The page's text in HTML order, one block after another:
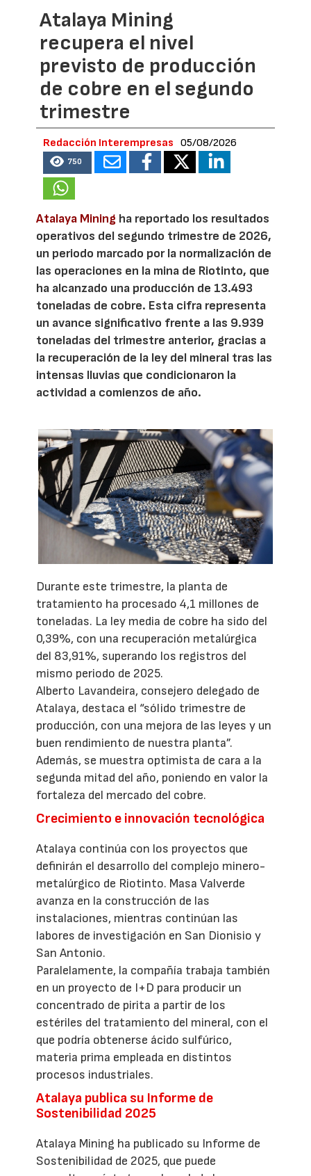
Atalaya Mining
recupera el nivel
previsto de producción
de cobre en el segundo
trimestre
Redacción Interempresas 05/08/2026
750
Atalaya Mining ha reportado los resultados
operativos del segundo trimestre de 2026,
un periodo marcado por la normalización de
las operaciones en la mina de Riotinto, que
ha alcanzado una producción de 13.493
toneladas de cobre. Esta cifra representa
un avance significativo frente a las 9.939
toneladas del trimestre anterior, gracias a
la recuperación de la ley del mineral tras las
intensas lluvias que condicionaron la
actividad a comienzos de año.
Durante este trimestre, la planta de
tratamiento ha procesado 4,1 millones de
toneladas. La ley media de cobre ha sido del
0,39%, con una recuperación metalúrgica
del 83,91%, superando los registros del
mismo periodo de 2025.
Alberto Lavandeira, consejero delegado de
Atalaya, destaca el “sólido trimestre de
producción, con una mejora de las leyes y un
buen rendimiento de nuestra planta”.
Además, se muestra optimista de cara a la
segunda mitad del año, poniendo en valor la
fortaleza del mercado del cobre.
Crecimiento e innovación tecnológica
Atalaya continúa con los proyectos que
definirán el desarrollo del complejo minero-
metalúrgico de Riotinto. Masa Valverde
avanza en la construcción de las
instalaciones, mientras continúan las
labores de investigación en San Dionisio y
San Antonio.
Paralelamente, la compañía trabaja también
en un proyecto de I+D para producir un
concentrado de pirita a partir de los
estériles del tratamiento del mineral, con el
que podría obtenerse ácido sulfúrico,
materia prima empleada en distintos
procesos industriales.
Atalaya publica su Informe de
Sostenibilidad 2025
Atalaya Mining ha publicado su Informe de
Sostenibilidad de 2025, que puede